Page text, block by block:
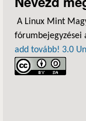
A Linux Mint
fórumbejegyzései
add tovább! 3.0